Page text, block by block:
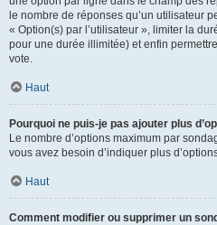
le nombre de réponses qu’un utilisateur
« Option(s) par l’utilisateur », limiter la
pour une durée illimitée) et enfin
vote.
Haut
Pourquoi ne puis-je pas ajouter plus
Le nombre d’options maximum par
vous avez besoin d’indiquer plus
Haut
Comment modifier ou supprimer un